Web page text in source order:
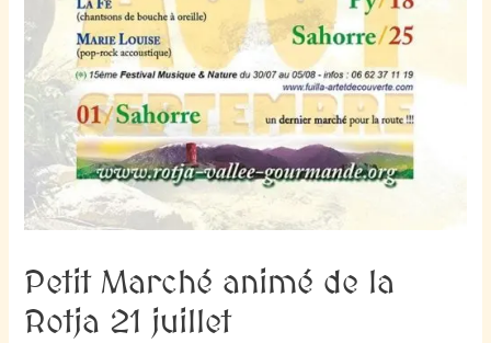
Petit Marché animé de la
Rotja 21 juillet